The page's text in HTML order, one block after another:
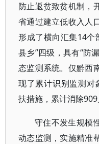
防止返贫致贫机制，
省通过建立低收入人
形成了横向汇集14个
县乡”四级，具有“防
态监测系统。仅黔西
现了累计识别监测对
扶措施，累计消除909
守住不发生规模
动态监测，实施精准